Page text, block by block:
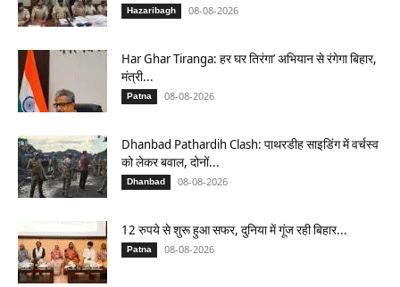
Hazaribagh 08-08-2026
Har Ghar Tiranga: हर घर तिरंगा’ अभियान से रंगेगा बिहार,
मंत्री...
Patna 08-08-2026
Dhanbad Pathardih Clash: पाथरडीह साइडिंग में वर्चस्व
को लेकर बवाल, दोनों...
Dhanbad 08-08-2026
12 रुपये से शुरू हुआ सफर, दुनिया में गूंज रही बिहार...
Patna 08-08-2026